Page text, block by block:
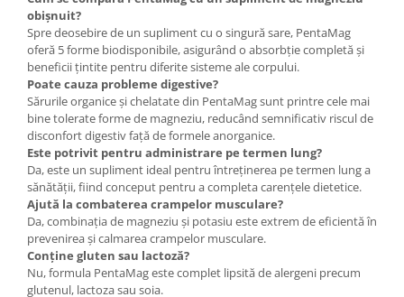
obișnuit?
Spre deosebire de un supliment cu o singură sare, PentaMag
oferă 5 forme biodisponibile, asigurând o absorbție completă și
beneficii țintite pentru diferite sisteme ale corpului.
Poate cauza probleme digestive?
Sărurile organice și chelatate din PentaMag sunt printre cele mai
bine tolerate forme de magneziu, reducând semnificativ riscul de
disconfort digestiv față de formele anorganice.
Este potrivit pentru administrare pe termen lung?
Da, este un supliment ideal pentru întreținerea pe termen lung a
sănătății, fiind conceput pentru a completa carențele dietetice.
Ajută la combaterea crampelor musculare?
Da, combinația de magneziu și potasiu este extrem de eficientă în
prevenirea și calmarea crampelor musculare.
Conține gluten sau lactoză?
Nu, formula PentaMag este complet lipsită de alergeni precum
glutenul, lactoza sau soia.